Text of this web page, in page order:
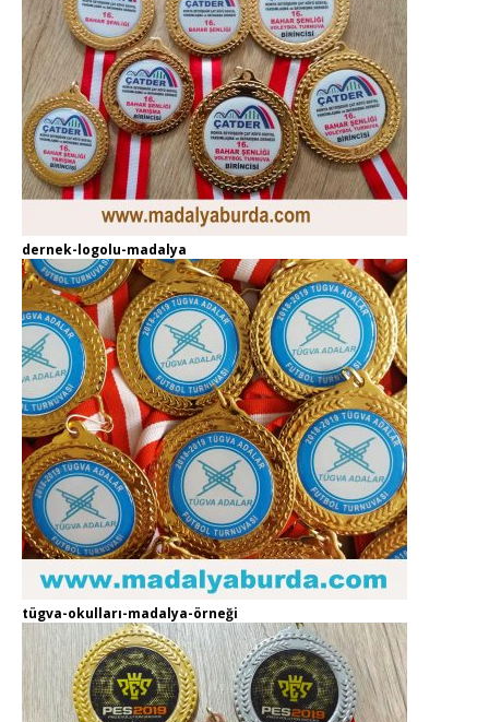
dernek-logolu-madalya
tügva-okulları-madalya-örneği